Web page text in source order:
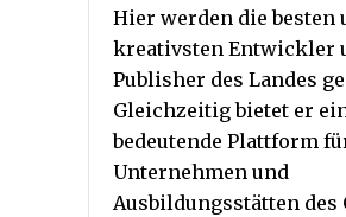
Hier werden die besten
kreativsten Entwickler
Publisher des Landes
Gleichzeitig bietet er
bedeutende Plattform
Unternehmen und
Ausbildungsstätten des